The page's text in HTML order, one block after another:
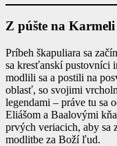
Z púšte na Karmeli
Príbeh škapuliara sa
sa kresťanskí pustovníci
modlili sa a postili na
oblasť, so svojimi
legendami – práve tu sa
Eliášom a Baalovými
prvých veriacich, aby sa
modlitbe za Boží ľud.